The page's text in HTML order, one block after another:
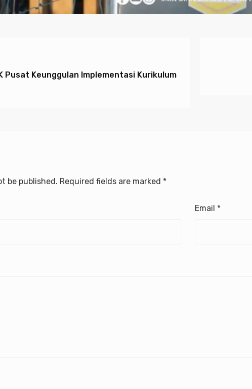
Pusat Keunggulan Implementasi Kurikulum
be published. Required fields are marked *
Email *